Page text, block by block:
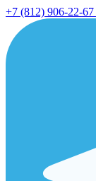
+7 (812) 906-22-67